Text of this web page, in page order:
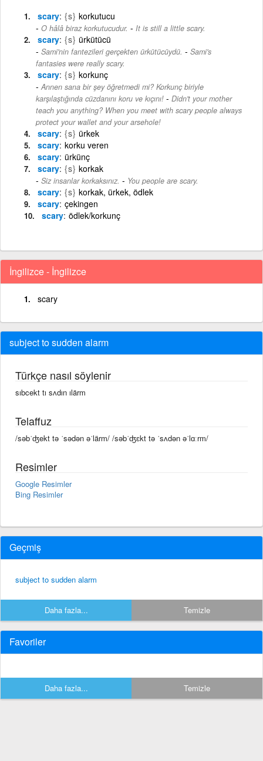
scary {s} korkutucu
O hâlâ biraz korkutucudur. - It is still a little scary.
scary {s} ürkütücü
Sami'nin fantezileri gerçekten ürkütücüydü. - Sami's
fantasies were really scary.
scary {s} korkunç
Annen sana bir şey öğretmedi mi? Korkunç biriyle
karşılaştığında cüzdanını koru ve kıçını! - Didn't your mother
teach you anything? When you meet with scary people always
protect your wallet and your arsehole!
scary {s} ürkek
scary korku veren
scary ürkünç
scary {s} korkak
Siz insanlar korkaksınız. - You people are scary.
scary {s} korkak, ürkek, ödlek
scary çekingen
scary ödlek/korkunç
İngilizce - İngilizce
scary
subject to sudden alarm
Türkçe nasıl söylenir
sıbcekt tı sʌdın ılärm
Telaffuz
/səbˈʤekt tə ˈsədən əˈlärm/ /səbˈʤɛkt tə ˈsʌdən əˈlɑːrm/
Resimler
Google Resimler
Bing Resimler
Geçmiş
subject to sudden alarm
Daha fazla... Temizle
Favoriler
Daha fazla... Temizle